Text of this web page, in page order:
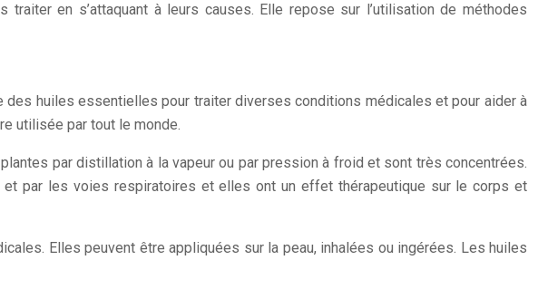
en s’attaquant à leurs causes. Elle repose sur l’utilisation de méthodes
des huiles essentielles pour traiter diverses conditions médicales et pour aider à
utilisée par tout le monde.
par distillation à la vapeur ou par pression à froid et sont très concentrées.
par les voies respiratoires et elles ont un effet thérapeutique sur le corps et
Elles peuvent être appliquées sur la peau, inhalées ou ingérées. Les huiles